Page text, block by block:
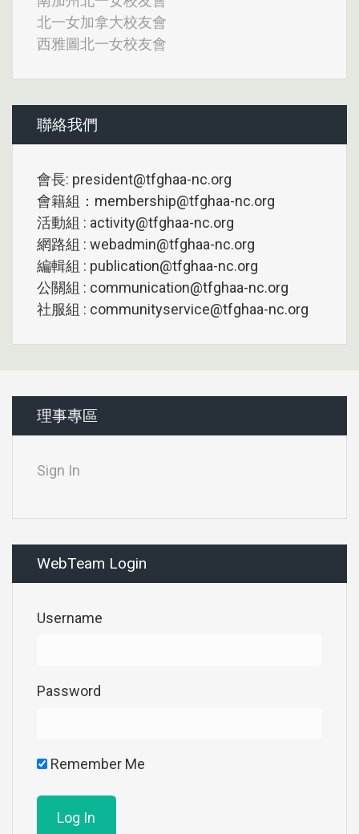
北一女加拿大校友會
西雅圖北一女校友會
聯絡我們
會長: president@tfghaa-nc.org
會籍組：membership@tfghaa-nc.org
活動組 : activity@tfghaa-nc.org
網路組 : webadmin@tfghaa-nc.org
編輯組 : publication@tfghaa-nc.org
公關組 : communication@tfghaa-nc.org
社服組 : communityservice@tfghaa-nc.org
理事專區
Sign In
WebTeam Login
Username
Password
Remember Me